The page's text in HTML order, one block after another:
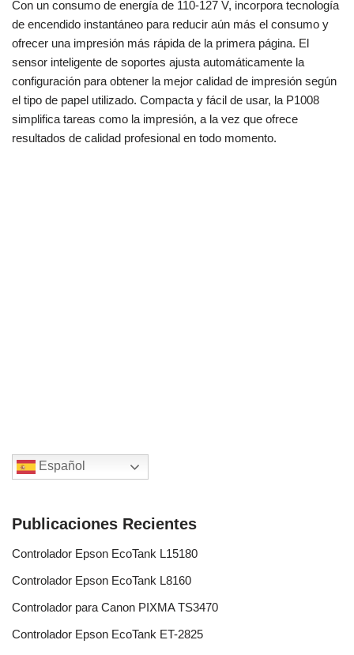
Con un consumo de energía de 110-127 V, incorpora tecnología
de encendido instantáneo para reducir aún más el consumo y
ofrecer una impresión más rápida de la primera página. El
sensor inteligente de soportes ajusta automáticamente la
configuración para obtener la mejor calidad de impresión según
el tipo de papel utilizado. Compacta y fácil de usar, la P1008
simplifica tareas como la impresión, a la vez que ofrece
resultados de calidad profesional en todo momento.
Español
Publicaciones Recientes
Controlador Epson EcoTank L15180
Controlador Epson EcoTank L8160
Controlador para Canon PIXMA TS3470
Controlador Epson EcoTank ET-2825